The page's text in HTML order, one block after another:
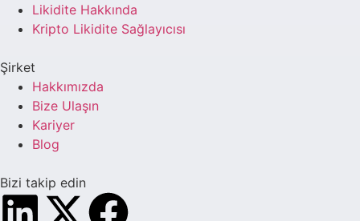
Likidite Hakkında
Kripto Likidite Sağlayıcısı
Şirket
Hakkımızda
Bize Ulaşın
Kariyer
Blog
Bizi takip edin